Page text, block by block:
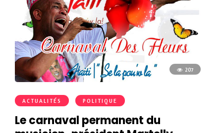
207
ACTUALITÉS POLITIQUE
Le carnaval permanent du